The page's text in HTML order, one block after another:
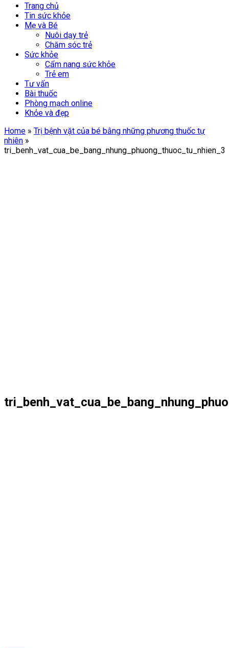
Trang chủ
Tin sức khỏe
Mẹ và Bé
Nuôi dạy trẻ
Chăm sóc trẻ
Sức khỏe
Cẩm nang sức khỏe
Trẻ em
Tư vấn
Bài thuốc
Phòng mạch online
Khỏe và đẹp
Home » Trị bệnh vặt của bé bằng những phương thuốc tự
nhiên »
tri_benh_vat_cua_be_bang_nhung_phuong_thuoc_tu_nhien_3